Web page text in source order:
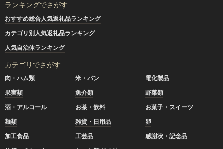
ランキングでさがす
おすすめ総合人気返礼品ランキング
カテゴリ別人気返礼品ランキング
人気自治体ランキング
カテゴリでさがす
肉・ハム類 米・パン
電化製品
果実類
魚介類
野菜類
酒・アルコール
お茶・飲料
お菓子・スイーツ
麺類
雑貨・日用品
卵
加工食品
工芸品
感謝状・記念品